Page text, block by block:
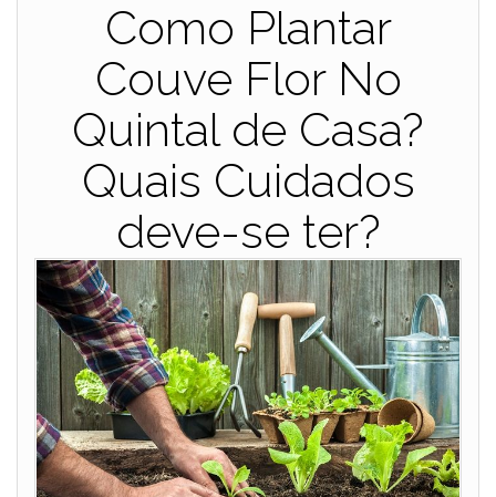
Como Plantar
Couve Flor No
Quintal de Casa?
Quais Cuidados
deve-se ter?